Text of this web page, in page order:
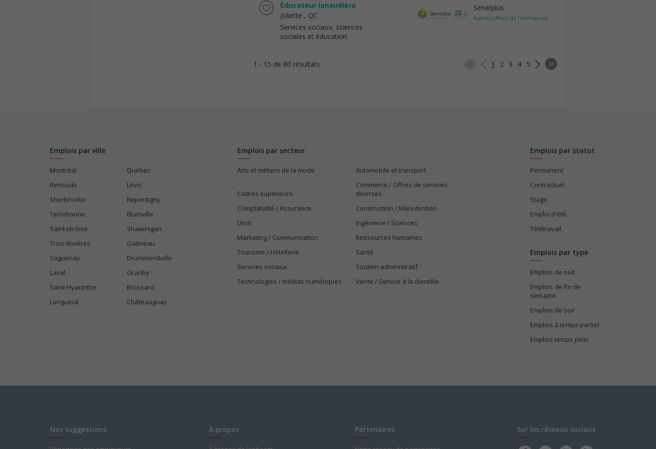
Éducateur lanaudière
Joliette , QC
Services sociaux, sciences
sociales et éducation
Servirplus
Autres offres de l'entreprise
1 - 15 de 80 résultats 1 2 3 4 5
Emplois par ville
Montréal
Québec
Rimouski
Lévis
Sherbrooke
Repentigny
Terrebonne
Blainville
Saint-Jérôme
Shawinigan
Trois-Rivières
Gatineau
Saguenay
Drummondville
Laval
Granby
Saint-Hyacinthe
Brossard
Longueuil
Châteauguay
Emplois par secteur
Arts et métiers de la mode Automobile et transport
Cadres supérieurs
Commerce / Offres de services
diverses
Comptabilité / Assurance
Construction / Manutention
Droit
Ingénierie / Sciences
Marketing / Communication
Ressources humaines
Tourisme / Hôtellerie
Santé
Services sociaux
Soutien administratif
Technologies / médias numériques
Vente / Service à la clientèle
Emplois par statut
Permanent
Contractuel
Stage
Emploi d'été
Télétravail
Emplois par type
Emplois de nuit
Emplois de fin de
semaine
Emplois de soir
Emplois à temps partiel
Emplois temps plein
Nos suggestions À propos Partenaires Sur les réseaux sociaux